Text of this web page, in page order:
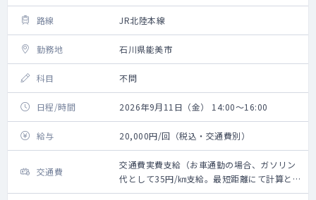
路線 JR北陸本線
勤務地 石川県能美市
科目 不問
日程/時間 2026年9月11日（金） 14:00～16:00
給与 20,000円/回（税込・交通費別）
交通費
交通費実費支給（お車通勤の場合、ガソリン
代として35円/㎞支給。最短距離にて計算と
なります）※新幹線代・タクシー代・高速代